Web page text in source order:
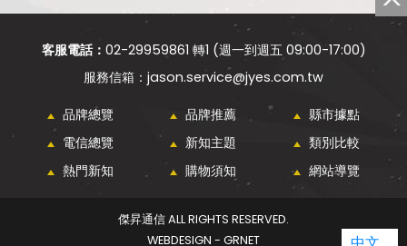
客服電話： 02-29959861 轉1 (週一到週五 09:00-17:00)
jason.service@jyes.com.tw
品牌總覽 品牌推薦
縣市據點
電信總覽
新知主題
類別比較
熱門新知
購物須知 網站導覽
傑昇通信 ALL RIGHTS RESERVED.
WEBDESIGN - GRNET